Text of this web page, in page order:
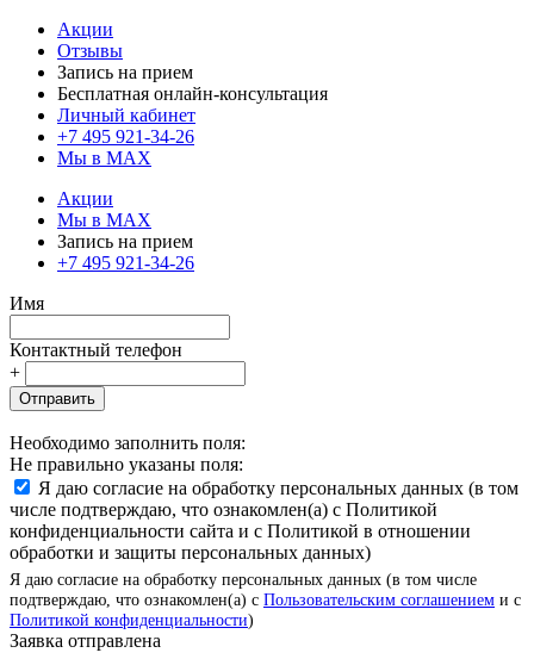
Акции
Отзывы
Запись на прием
Бесплатная онлайн-консультация
Личный кабинет
+7 495 921-34-26
Мы в MAX
Акции
Мы в MAX
Запись на прием
+7 495 921-34-26
Имя
Контактный телефон
+
Отправить
Необходимо заполнить поля:
Не правильно указаны поля:
Я даю согласие на обработку персональных данных (в том
числе подтверждаю, что ознакомлен(а) с Политикой
конфиденциальности сайта и с Политикой в отношении
обработки и защиты персональных данных)
Я даю согласие на обработку персональных данных (в том числе
подтверждаю, что ознакомлен(а) с Пользовательским соглашением и с
Политикой конфиденциальности)
Заявка отправлена